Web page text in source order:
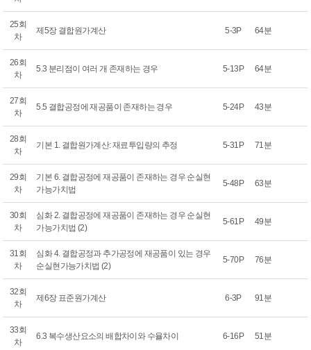
25회
차
제5장 결합원가계산 5-3P 64분
26회
차
5.3 분리점이 여러 개 존재하는 경우 5-13P 64분
27회
차
5.5 결합공정에 재공품이 존재하는 경우 5-24P 43분
28회
차
기본 1. 결합원가계산: 재료투입량의 추정 5-31P 71분
29회
차
기본 6. 결합공정에 재공품이 존재하는 경우 순실현
가능가치법
5-48P 63분
30회
차
심화 2. 결합공정에 재공품이 존재하는 경우 순실현
가능가치법 (2)
5-61P 49분
31회
차
심화 4. 결합공정과 추가공정에 재공품이 있는 경우
순실현가능가치법 (2)
5-70P 76분
32회
차
제6장 표준원가계산 6-3P 91분
33회
차
6.3 복수생산요소의 배합차이와 수율차이 6-16P 51분